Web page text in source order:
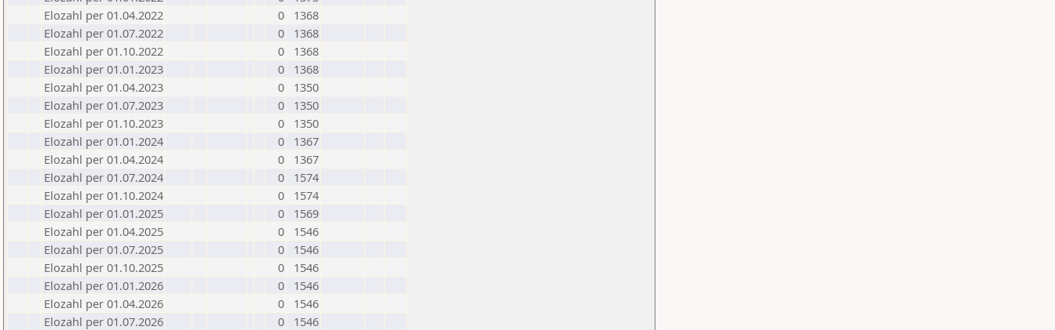
Elozahl per 01.04.2022
0
1368
Elozahl per 01.07.2022
0
1368
Elozahl per 01.10.2022
0
1368
Elozahl per 01.01.2023
0
1368
Elozahl per 01.04.2023
0
1350
Elozahl per 01.07.2023
0
1350
Elozahl per 01.10.2023
0
1350
Elozahl per 01.01.2024
0
1367
Elozahl per 01.04.2024
0
1367
Elozahl per 01.07.2024
0
1574
Elozahl per 01.10.2024
0
1574
Elozahl per 01.01.2025
0
1569
Elozahl per 01.04.2025
0
1546
Elozahl per 01.07.2025
0
1546
Elozahl per 01.10.2025
0
1546
Elozahl per 01.01.2026
0
1546
Elozahl per 01.04.2026
0
1546
Elozahl per 01.07.2026
0 1546